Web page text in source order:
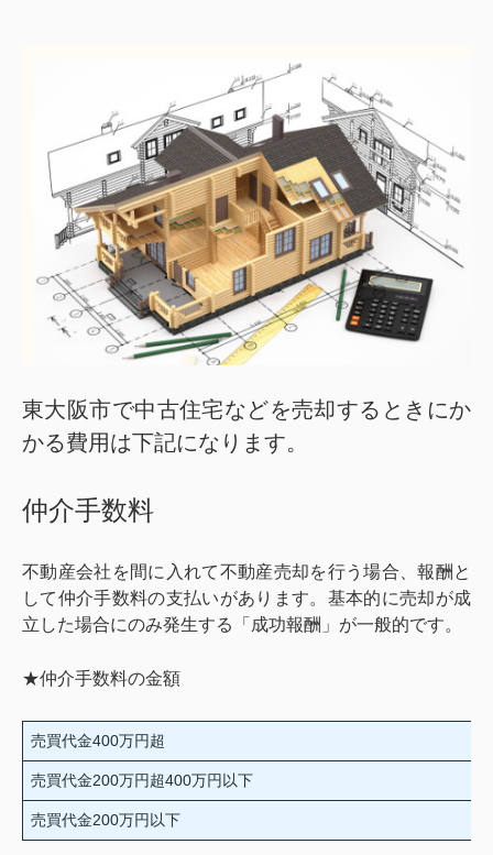
東大阪市で中古住宅などを売却するときにか
かる費用は下記になります。
仲介手数料
不動産会社を間に入れて不動産売却を行う場合、報酬と
して仲介手数料の支払いがあります。基本的に売却が成
立した場合にのみ発生する「成功報酬」が一般的です。
★仲介手数料の金額
売買代金400万円超
売買代金200万円超400万円以下
売買代金200万円以下